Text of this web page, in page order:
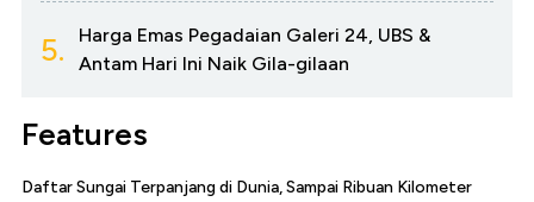
5.
Harga Emas Pegadaian Galeri 24, UBS &
Antam Hari Ini Naik Gila-gilaan
Features
Daftar Sungai Terpanjang di Dunia, Sampai Ribuan Kilometer